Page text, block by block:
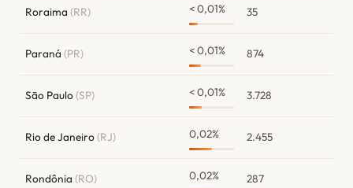
Roraima (RR) < 0,01% 35
Paraná (PR) < 0,01% 874
São Paulo(SP) < 0,01% 3.728
Rio de Janeiro(RJ) 0,02% 2.455
Rondônia (RO) 0,02% 287